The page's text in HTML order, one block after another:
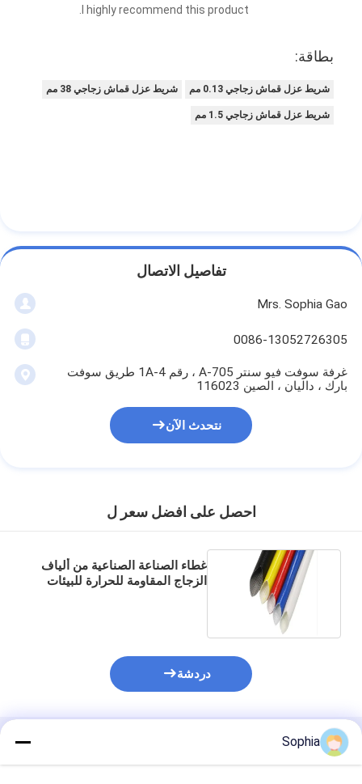
I highly recommend this product.
بطاقة:
شريط عزل قماش زجاجي 0.13 مم شريط عزل قماش زجاجي 38 مم
شريط عزل قماش زجاجي 1.5 مم
تفاصيل الاتصال
Mrs. Sophia Gao
0086-13052726305
غرفة سوفت فيو سنتر A-705 ، رقم 1A-4 طريق سوفت
بارك ، داليان ، الصين 116023
نتحدث الآن
احصل على افضل سعر ل
غطاء الصناعة الصناعية من ألياف
الزجاج المقاومة للحرارة للبيئات
دردشة
المنتجات الموصى بها
Sophia